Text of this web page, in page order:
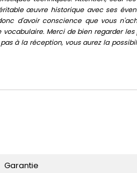
œuvre historique avec ses
d'avoir conscience que vous
Merci de bien regarder
à la réception, vous aurez la
Garantie